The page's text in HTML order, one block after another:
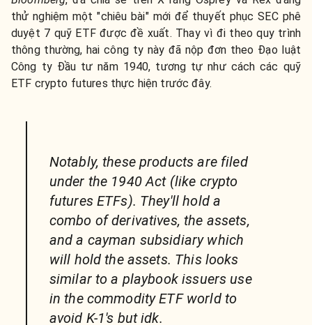
thử nghiệm một "chiêu bài" mới để thuyết phục SEC phê
duyệt 7 quỹ ETF được đề xuất. Thay vì đi theo quy trình
thông thường, hai công ty này đã nộp đơn theo Đạo luật
Công ty Đầu tư năm 1940, tương tự như cách các quỹ
ETF crypto futures thực hiện trước đây.
Notably, these products are filed
under the 1940 Act (like crypto
futures ETFs). They'll hold a
combo of derivatives, the assets,
and a cayman subsidiary which
will hold the assets. This looks
similar to a playbook issuers use
in the commodity ETF world to
avoid K-1's but idk.